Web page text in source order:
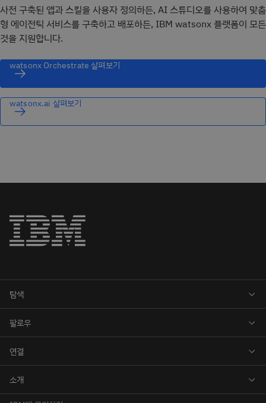
사전 구축된 앱과 스킬을 사용자 정의하든, AI 스튜디오를 사용하여 맞춤
형 에이전틱 서비스를 구축하고 배포하든, IBM watsonx 플랫폼이 모든
것을 지원합니다.
watsonx Orchestrate 살펴보기
watsonx.ai 살펴보기